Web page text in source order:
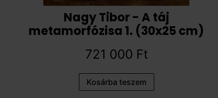
Nagy Tibor - A táj
metamorfózisa 1. (30x25 cm)
721 000 Ft
Kosárba teszem